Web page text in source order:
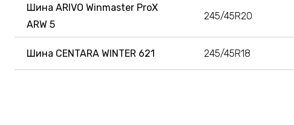
Шина ARIVO Winmaster ProX
ARW 5
245/45R20
Шина CENTARA WINTER 621 245/45R18